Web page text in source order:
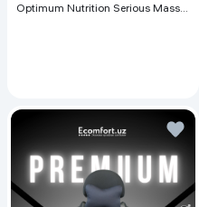
Optimum Nutrition Serious Mass,